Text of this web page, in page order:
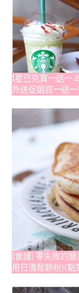
[星巴克買一送一
外送促銷買一送
[食譜] 零失敗的
用日清鬆餅粉)(點